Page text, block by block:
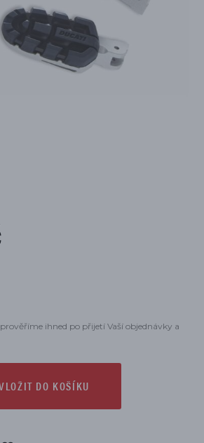
ihned po přijetí Vaší objednávky a
DO KOŠÍKU